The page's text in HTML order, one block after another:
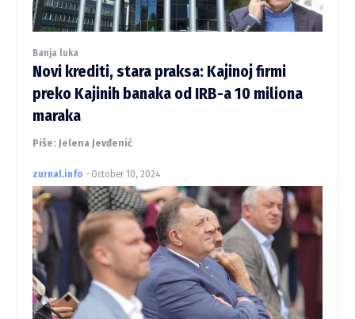
Banja luka
Novi krediti, stara praksa: Kajinoj firmi
preko Kajinih banaka od IRB-a 10 miliona
maraka
Piše: Jelena Jevđenić
zurnal.info - October 10, 2024